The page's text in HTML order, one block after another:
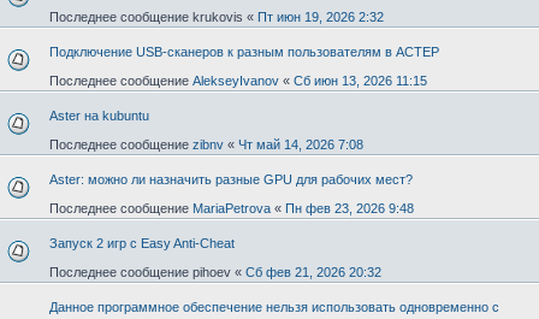
Последнее сообщение krukovis « Пт июн 19, 2026 2:32
Подключение USB-сканеров к разным пользователям в АСТЕР
Последнее сообщение AlekseyIvanov « Сб июн 13, 2026 11:15
Aster на kubuntu
Последнее сообщение zibnv « Чт май 14, 2026 7:08
Aster: можно ли назначить разные GPU для рабочих мест?
Последнее сообщение MariaPetrova « Пн фев 23, 2026 9:48
Запуск 2 игр с Easy Anti-Cheat
Последнее сообщение pihoev « Сб фев 21, 2026 20:32
Данное программное обеспечение нельзя использовать одновременно с